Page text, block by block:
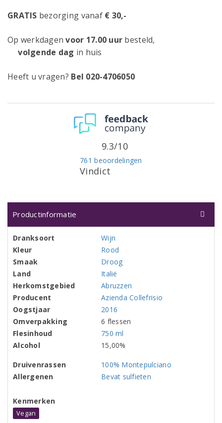
GRATIS bezorging vanaf € 30,-
Op werkdagenvoor 17.00 uur besteld,
volgende dag in huis
Heeft u vragen? Bel 020-4706050
Vindict
761 beoordelingen
9.3/10
Productinformatie
Dranksoort
Wijn
Kleur
Rood
Smaak
Droog
Land
Italië
Herkomstgebied
Abruzzen
Producent
Azienda Collefrisio
Oogstjaar
2016
Omverpakking
6 flessen
Flesinhoud
750 ml
Alcohol
15,00%
Druivenrassen
100% Montepulciano
Allergenen
Bevat sulfieten
Kenmerken
Vegan